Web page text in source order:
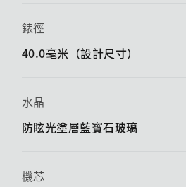
錶徑
40.0毫米（設計尺寸）
水晶
防眩光塗層藍寶石玻璃
機芯